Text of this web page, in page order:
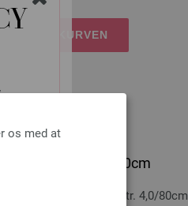
os med at
I INDKØBSKURVEN
Multicolor Str. 4,0/80cm
Design Træ Multicolor Str. 4,0/80cm